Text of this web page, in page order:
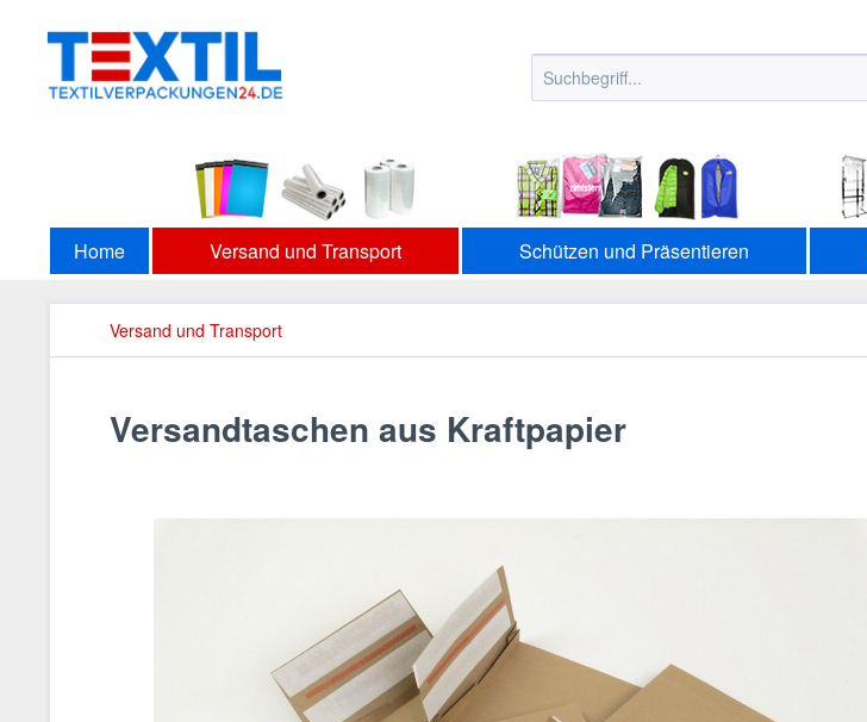
Home Versand und Transport Schützen und Präsentieren
Versand und Transport
Versandtaschen aus Kraftpapier